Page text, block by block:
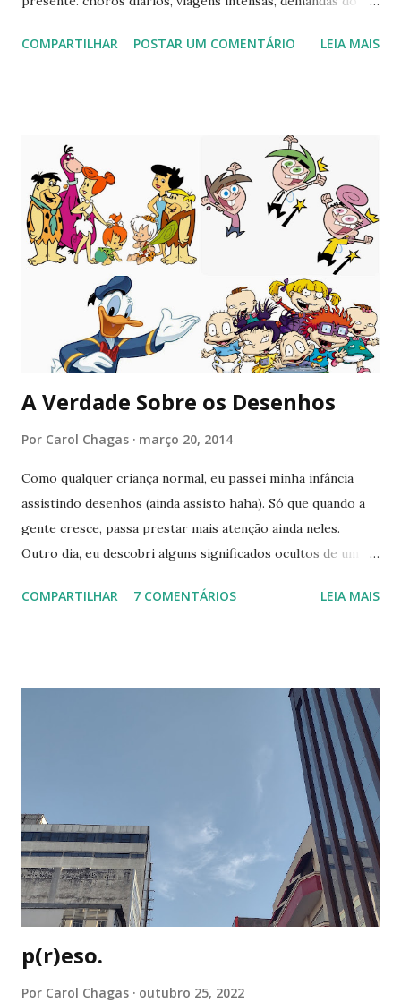
(como agora). não faço ideia de qual caminho devo seguir,
fim de semana e me imagino querendo te encontrar. faço
planos mentais e crio um pequeno castelo visual, mas me
desfaço da imagem logo em seguida. você está mais perto
do que antes, mas ainda sinto sua falta. agora parece não
haver cores como antes, tão cintilantes. é como o céu em
dias nublados: claro o bastante para iluminar, difuso o
suficiente para incomodar. me vejo sentindo sozinha e ao
sentir que não sou correspondida na mesma intensidade,
me despeço do que sinto, um pedaço ...
COMPARTILHAR POSTAR UM COMENTÁRIO LEIA MAIS
A Verdade Sobre os Desenhos
Por Carol Chagas março 20, 2014
Como qualquer criança normal, eu passei minha infância
assistindo desenhos (ainda assisto haha). Só que quando a
gente cresce, passa prestar mais atenção ainda neles.
Outro dia, eu descobri alguns significados ocultos de um
outros. Veja abaixo. 7 Monstrinhos O desenho era exibido
mesmo. De acordo com algumas teorias, os 7 monstrinhos
representariam a visão dos alemães sobre os judeus. Eles
eram vistos como monstros, possuíam o nariz bem grande,
e olha só que coincidência: No campo de concentração,
eram identificados por Números. Um dos personagens
usava um pijama listrado bem idêntico ao uniforme que os
judeus que eram presos tinham que usar, e eles também
moravam no sótão (local onde os judeus se escondiam).
Bob Esponja Para o ...
COMPARTILHAR 7 COMENTÁRIOS LEIA MAIS
p(r)eso.
Por Carol Chagas outubro 25, 2022